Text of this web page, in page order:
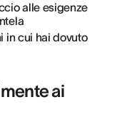
alle esigenze
in cui hai dovuto
ai